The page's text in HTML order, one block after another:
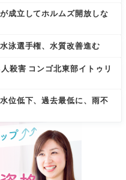
成立してホルムズ開放しな
泳選手権、水質改善進む
殺害 コンゴ北東部イトゥリ
位低下、過去最低に、雨不